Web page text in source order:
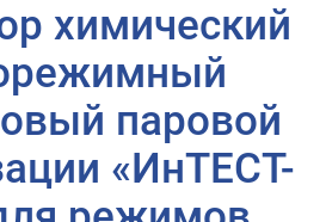
химический
паровой
«ИнТЕСТ-